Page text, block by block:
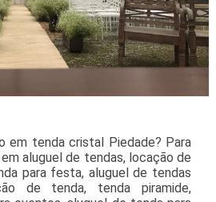
em tenda cristal Piedade? Para
aluguel de tendas, locação de
para festa, aluguel de tendas
de tenda, tenda piramide,